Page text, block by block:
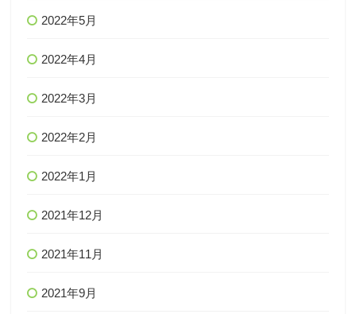
2022年5月
2022年4月
2022年3月
2022年2月
2022年1月
2021年12月
2021年11月
2021年9月